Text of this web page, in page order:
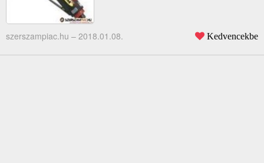
szerszampiac.hu – 2018.01.08. Kedvencekbe